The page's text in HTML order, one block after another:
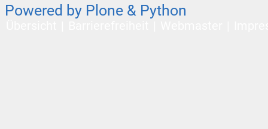
Powered by Plone & Python